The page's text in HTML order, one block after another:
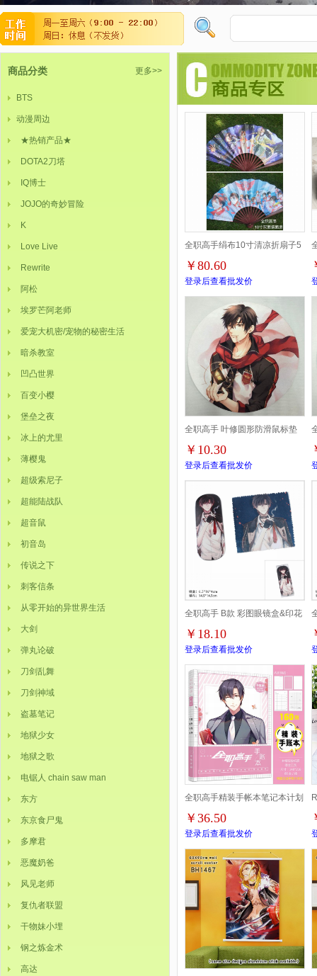
商品分类 更多>>
BTS
动漫周边
★热销产品★
DOTA2刀塔
IQ博士
JOJO的奇妙冒险
K
Love Live
Rewrite
阿松
埃罗芒阿老师
爱宠大机密/宠物的秘密生活
暗杀教室
凹凸世界
百变小樱
堡垒之夜
冰上的尤里
薄樱鬼
超级索尼子
超能陆战队
超音鼠
初音岛
传说之下
刺客信条
从零开始的异世界生活
大剑
弹丸论破
刀剑乱舞
刀剑神域
盗墓笔记
地狱少女
地狱之歌
电锯人 chain saw man
东方
东京食尸鬼
多摩君
恶魔奶爸
风见老师
复仇者联盟
干物妹小埋
钢之炼金术
高达
全职高手绢布10寸清凉折扇子5
把起批
￥80.60
登录后查看批发价
全职高手 叶修圆形防滑鼠标垫
22CM
￥10.30
登录后查看批发价
全职高手 B款 彩图眼镜盒&印花
眼镜布
￥18.10
登录后查看批发价
全职高手精装手帐本笔记本计划
表 160页+6页写真照
14.8X21.6CM 0.38KG
￥36.50
登录后查看批发价